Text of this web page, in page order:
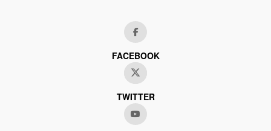
FACEBOOK
TWITTER